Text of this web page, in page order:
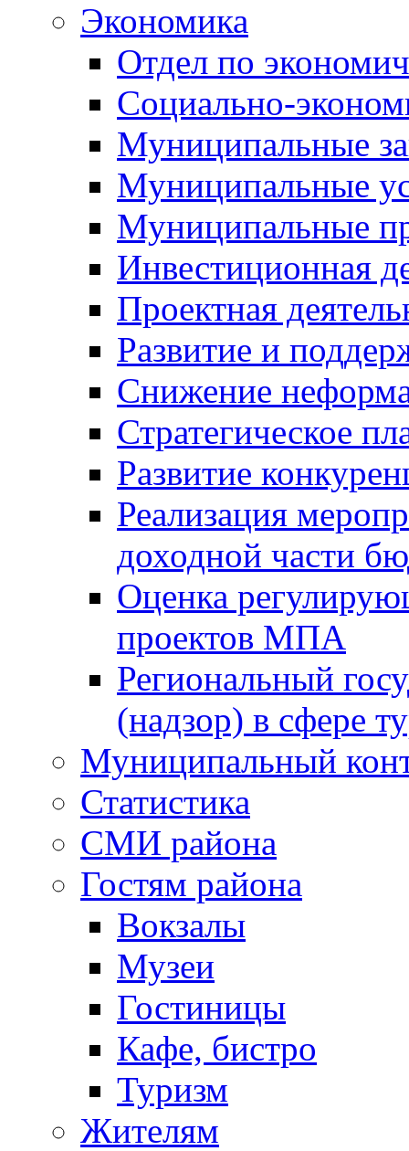
Экономика
Отдел по
Социально-
Муниципальные
Муниципальные
Муниципальные
Инвестиционная
Проектная
Развитие и
Снижение
Стратегическое
Развитие
Реализация
доходной части
Оценка
проектов МПА
Региональный
(надзор) в сфере
Муниципальный
Статистика
СМИ района
Гостям района
Вокзалы
Музеи
Гостиницы
Кафе, бистро
Туризм
Жителям